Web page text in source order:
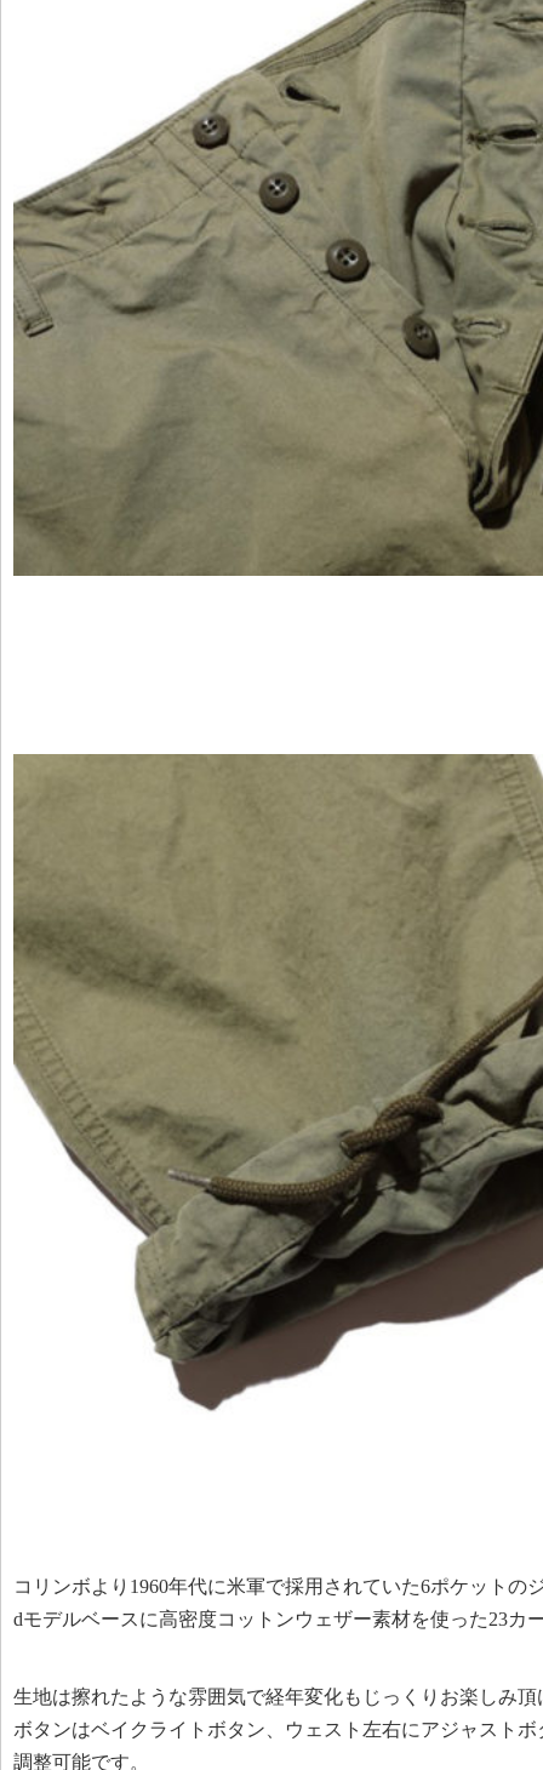
コリンボより1960年代に米軍で採用されていた6ポケットの
dモデルベースに高密度コットンウェザー素材を使った23カ
生地は擦れたような雰囲気で経年変化もじっくりお楽しみ頂
ボタンはベイクライトボタン、ウェスト左右にアジャスト
調整可能です。